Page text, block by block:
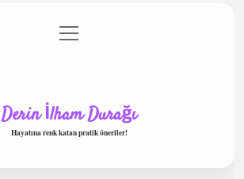
Gizlilik Politikası
menüyü
aç
Derin İlham Durağı
Hayatına renk katan pratik öneriler!